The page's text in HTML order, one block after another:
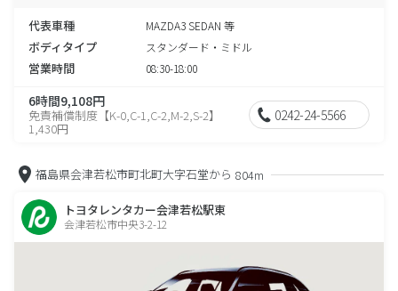
代表車種
MAZDA3 SEDAN 等
ボディタイプ スタンダード・ミドル
営業時間 08:30-18:00
6時間9,108円
免責補償制度【K-0,C-1,C-2,M-2,S-2】
1,430円
0242-24-5566
福島県会津若松市町北町大字石堂から 804m
トヨタレンタカー会津若松駅東
会津若松市中央3-2-12